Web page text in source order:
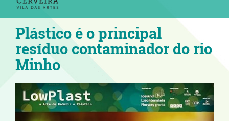
Plástico é o principal
resíduo contaminador do rio
Minho